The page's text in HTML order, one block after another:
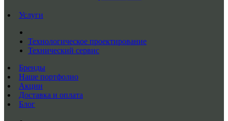
Услуги
Технологическое проектирование
Технический сервис
Бренды
Наше портфолио
Акции
Доставка и оплата
Блог